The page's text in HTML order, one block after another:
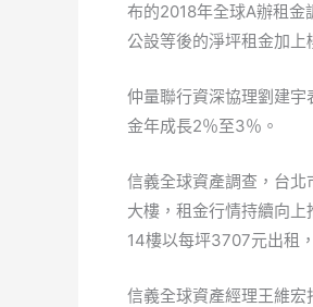
布的2018年全球A辦租
公設等後的淨坪租金加
仲量聯行資深協理劉建
金年成長2％至3％。
信義全球資產調查，台北
大樓，租金行情持續向上
14樓以每坪3707元出租
信義全球資產經理王維